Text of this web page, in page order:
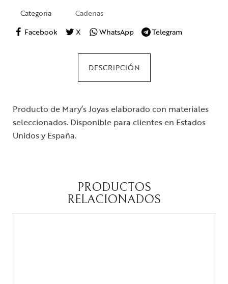
Categoria
Cadenas
Facebook
X WhatsApp Telegram
DESCRIPCIÓN
Producto de Mary’s Joyas elaborado con materiales
seleccionados. Disponible para clientes en Estados
Unidos y España.
PRODUCTOS
RELACIONADOS